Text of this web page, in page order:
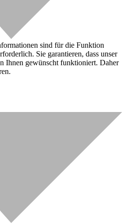
sind für die Funktion
Sie garantieren, dass unser
Ihnen gewünscht funktioniert. Daher